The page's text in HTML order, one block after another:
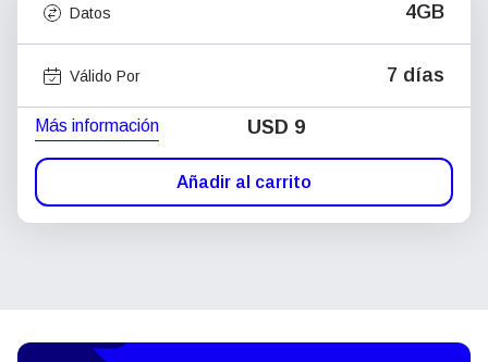
Datos 4GB
Válido Por 7 días
Más información USD 9
Añadir al carrito